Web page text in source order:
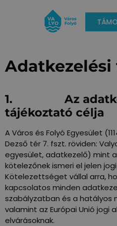
1. Az
tájékoztató célja
A Város és Folyó Egyesület
Dezső tér 7. fszt. röviden:
egyesület, adatkezelő) mint
kötelezőnek ismeri el jelen
Kötelezettséget vállal arra,
kapcsolatos minden
szabályzatban és a hatályos
valamint az Európai Unió
elvárásoknak.